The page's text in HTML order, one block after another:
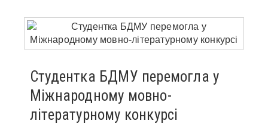
Студентка БДМУ перемогла у
Міжнародному мовно-
літературному конкурсі